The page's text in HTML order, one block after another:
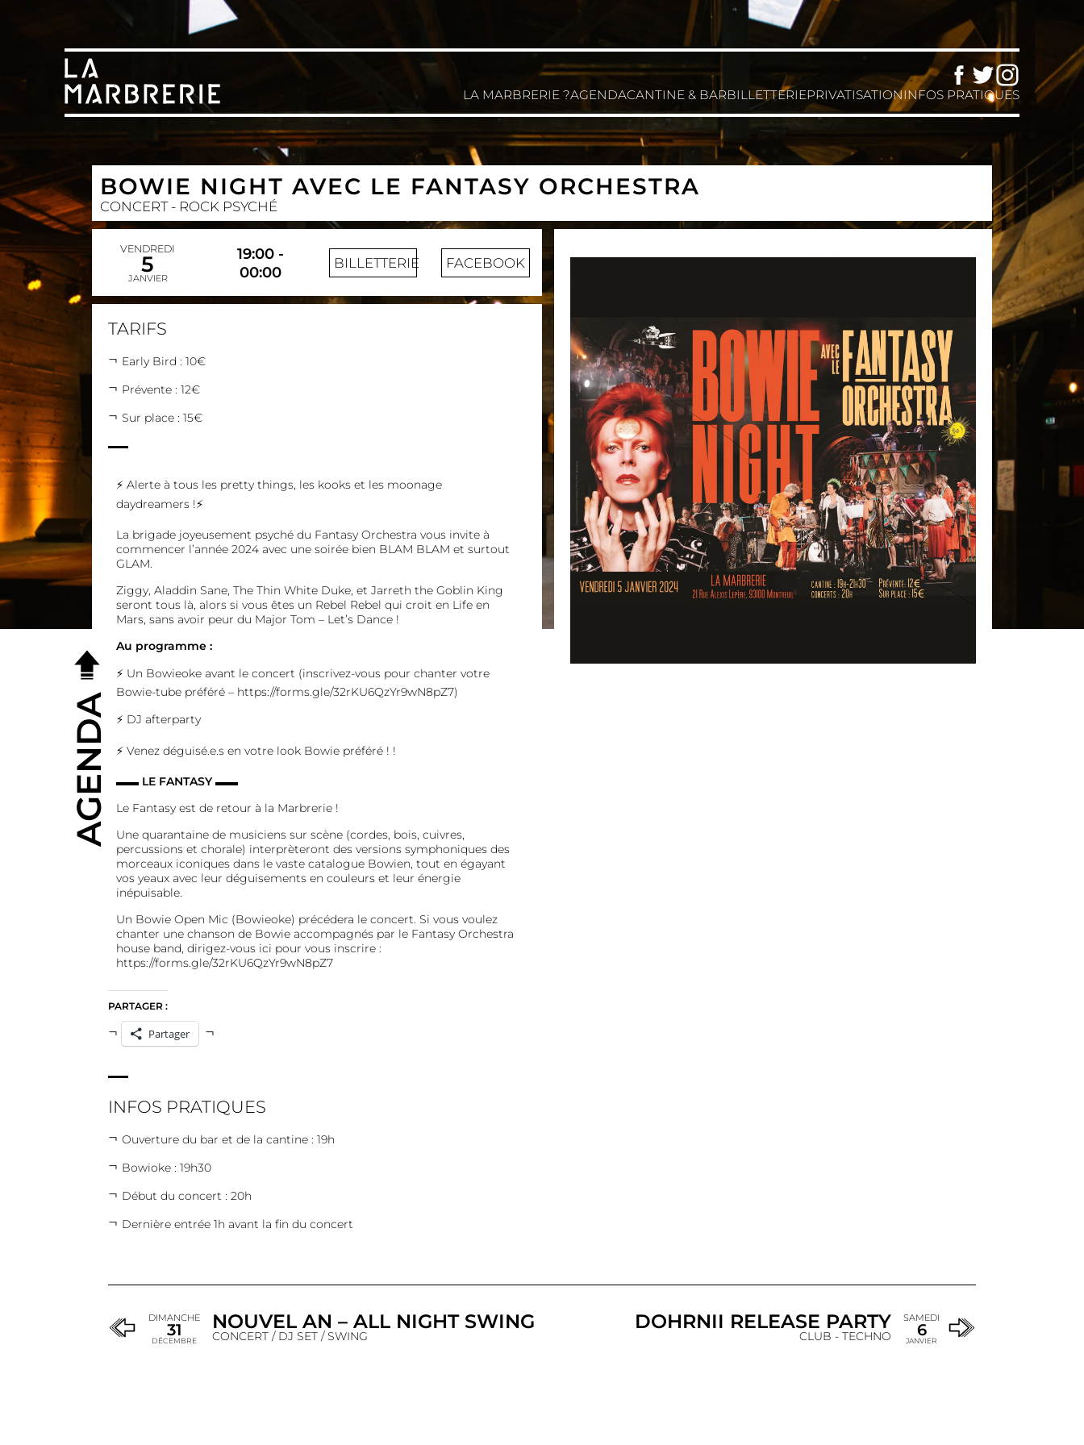
Facebook
TwitterInstagram
LA MARBRERIE ?AGENDACANTINE & BARBILLETTERIEPRIVATISATIONINFOS PRATIQUES
BOWIE NIGHT AVEC LE FANTASY ORCHESTRA
CONCERT - ROCK PSYCHÉ
VENDREDI
5
JANVIER
19:00 -
00:00
BILLETTERIE FACEBOOK
TARIFS
Early Bird : 10€
Prévente : 12€
Sur place : 15€
⚡ Alerte à tous les pretty things, les kooks et les moonage
daydreamers !⚡
La brigade joyeusement psyché du Fantasy Orchestra vous invite à
commencer l’année 2024 avec une soirée bien BLAM BLAM et surtout
GLAM.
Ziggy, Aladdin Sane, The Thin White Duke, et Jarreth the Goblin King
seront tous là, alors si vous êtes un Rebel Rebel qui croit en Life en
Mars, sans avoir peur du Major Tom – Let’s Dance !
Au programme :
⚡ Un Bowieoke avant le concert (inscrivez-vous pour chanter votre
Bowie-tube préféré – https://forms.gle/32rKU6QzYr9wN8pZ7)
⚡ DJ afterparty
⚡ Venez déguisé.e.s en votre look Bowie préféré ! !
▬▬ LE FANTASY▬▬
Le Fantasy est de retour à la Marbrerie !
Une quarantaine de musiciens sur scène (cordes, bois, cuivres,
percussions et chorale) interprèteront des versions symphoniques des
morceaux iconiques dans le vaste catalogue Bowien, tout en égayant
vos yeaux avec leur déguisements en couleurs et leur énergie
inépuisable.
Un Bowie Open Mic (Bowieoke) précédera le concert. Si vous voulez
chanter une chanson de Bowie accompagnés par le Fantasy Orchestra
house band, dirigez-vous ici pour vous inscrire :
https://forms.gle/32rKU6QzYr9wN8pZ7
PARTAGER :
Partager
INFOS PRATIQUES
Ouverture du bar et de la cantine : 19h
Bowioke : 19h30
Début du concert : 20h
Dernière entrée 1h avant la fin du concert
DIMANCHE
31
DÉCEMBRE
NOUVEL AN – ALL NIGHT SWING
CONCERT / DJ SET / SWING
DOHRNII RELEASE PARTY
CLUB - TECHNO
SAMEDI
6
JANVIER
AGENDA